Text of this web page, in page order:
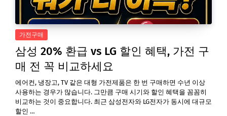
가전구매
삼성 20% 환급 vs LG 할인 혜택, 가전 구
매 전 꼭 비교하세요
에어컨, 냉장고, TV 같은 대형 가전제품은 한 번 구매하면 수년 이상
사용하는 경우가 많습니다. 그만큼 구매 시기와 할인 혜택을 꼼꼼히
비교하는 것이 중요합니다. 최근 삼성전자와 LG전자가 동시에 대규모
할인 …